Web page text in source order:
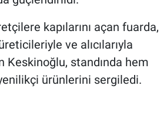
kapılarını açan fuarda,
ve alıcılarıyla
Keskinoğlu, standında hem
ürünlerini sergiledi.